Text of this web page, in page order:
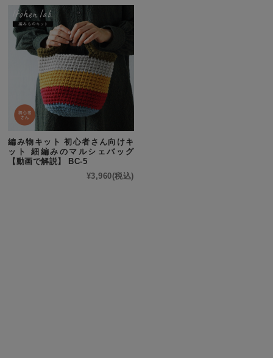
編み物キット 初心者さん向けキ
ット 細編みのマルシェバッグ
【動画で解説】 BC-5
¥3,960(税込)